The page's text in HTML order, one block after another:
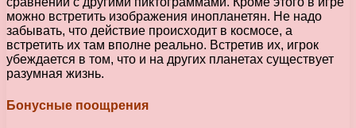
можно встретить изображения инопланетян. Не надо
забывать, что действие происходит в космосе, а
встретить их там вполне реально. Встретив их, игрок
убеждается в том, что и на других планетах существует
разумная жизнь.
Бонусные поощрения